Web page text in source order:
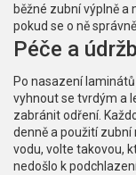
běžné zubní výplně
pokud se o ně
Péče a
Po nasazení
vyhnout se tvrdým a
zabránit odření.
denně a použití
vodu, volte takovou,
nedošlo k